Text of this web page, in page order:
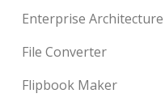
Enterprise Architecture
File Converter
Flipbook Maker